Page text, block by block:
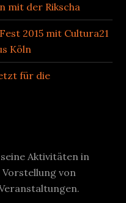
mit der Rikscha
2015 mit Cultura21
Köln
für die
Aktivitäten in
von